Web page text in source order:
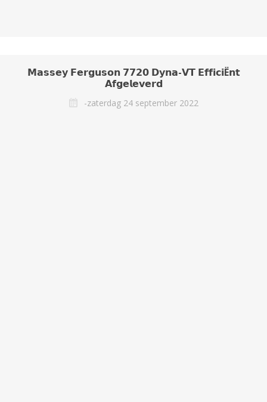
𝗠𝗮𝘀𝘀𝗲𝘆 𝗙𝗲𝗿𝗴𝘂𝘀𝗼𝗻 𝟳𝟳𝟮𝟬 𝗗𝘆𝗻𝗮-𝗩𝗧 𝗘𝗳𝗳𝗶𝗰𝗶Ë𝗻𝘁
𝗔𝗳𝗴𝗲𝗹𝗲𝘃𝗲𝗿𝗱
-zaterdag 24 september 2022